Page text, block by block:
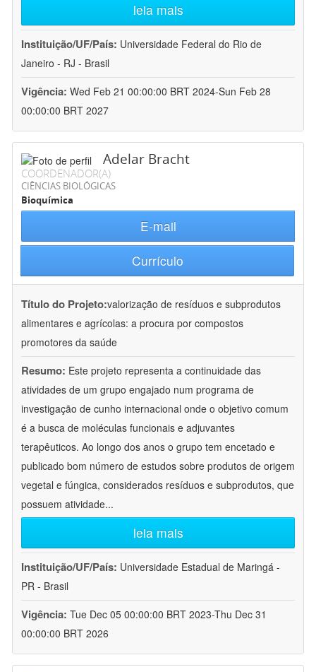
leia mais
Instituição/UF/País: Universidade Federal do Rio de
Janeiro - RJ - Brasil
Vigência: Wed Feb 21 00:00:00 BRT 2024-Sun Feb 28
00:00:00 BRT 2027
Adelar Bracht
COORDENADOR(A)
CIÊNCIAS BIOLÓGICAS
Bioquímica
E-mail
Currículo
Título do Projeto:valorização de resíduos e subprodutos
alimentares e agrícolas: a procura por compostos
promotores da saúde
Resumo: Este projeto representa a continuidade das
atividades de um grupo engajado num programa de
investigação de cunho internacional onde o objetivo comum
é a busca de moléculas funcionais e adjuvantes
terapêuticos. Ao longo dos anos o grupo tem encetado e
publicado bom número de estudos sobre produtos de origem
vegetal e fúngica, considerados resíduos e subprodutos, que
possuem atividade...
leia mais
Instituição/UF/País: Universidade Estadual de Maringá -
PR - Brasil
Vigência: Tue Dec 05 00:00:00 BRT 2023-Thu Dec 31
00:00:00 BRT 2026